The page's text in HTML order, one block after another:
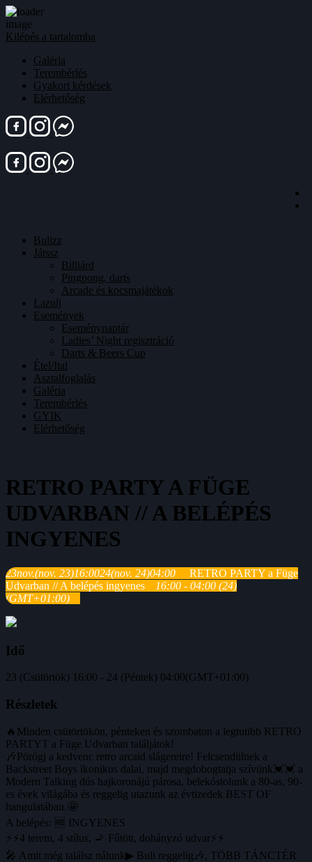
Kilépés a tartalomba
Galéria
Terembérlés
Gyakori kérdések
Elérhetőség
Bulizz
Játssz
Billiárd
Pingpong, darts
Arcade és kocsmajátékok
Lazulj
Események
Eseménynaptár
Ladies’ Night regisztráció
Darts & Beers Cup
Étel/Ital
Asztalfoglalás
Galéria
Terembérlés
GYIK
Elérhetőség
RETRO PARTY A FÜGE
UDVARBAN // A BELÉPÉS
INGYENES
23nov.(nov. 23)16:0024(nov. 24)04:00
RETRO PARTY a Füge
Udvarban // A belépés ingyenes
16:00 - 04:00 (24)
(GMT+01:00)
Idő
23 (Csütörtök) 16:00 - 24 (Péntek) 04:00(GMT+01:00)
Részletek
🔥Minden csütörtökön, pénteken és szombaton a legtutibb RETRO
PARTYT a Füge Udvarban találjátok!
🎶Pörögj a kedvenc retro arcaid slágereire! Felcsendülnek a
Backstreet Boys ikonikus dalai, majd megdobogtatja szívünk💓💓 a
Modern Talking dús hajkoronájú párosa, belekóstolunk a 80-as, 90-
es évek világába és reggelig utazunk az évtizedek BEST OF
hangulatában.🤩
A belépés: 🆓 INGYENES
⚡⚡4 terem, 4 stílus, 🚬 Fűtött, dohányzó udvar⚡⚡
🎤 Amit még találsz nálunk▶ Buli reggelig🎶, TÖBB TÁNCTÉR